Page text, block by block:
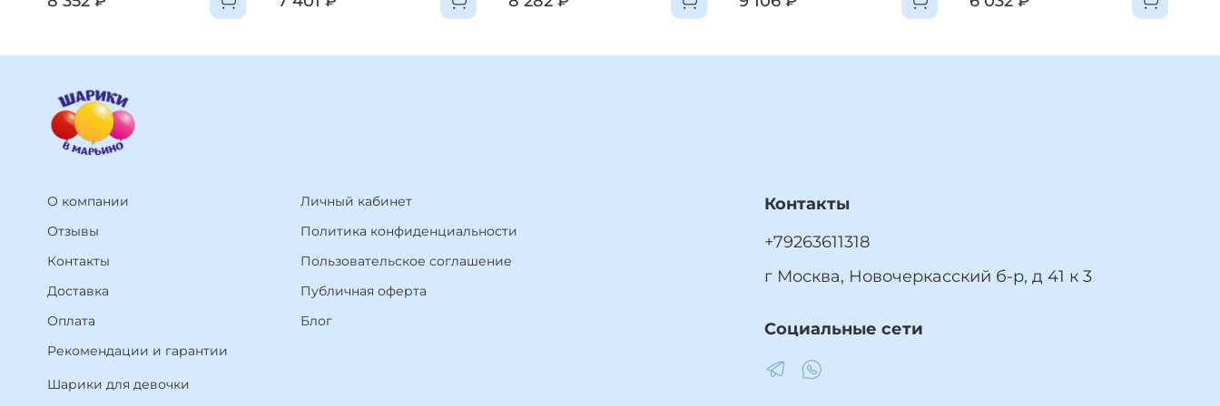
Микроавтобус или фургон (например, Peugeot Partner, KIA Carnival):
Важные замечания:
Указанное количество относится к обычным воздушным шарикам, не фольгированным и не фигурным.
Использовать салон автомобиля, избегая багажника
Приобретайте транспортировочный пакет для упрощения укладывания шаров в машину и их дальнейшей транспортировки
Не храните шары в машине и по возможности не оставляйте на ночь, особенно в холодное время года. Это может сказаться на сроке полёта шаров!
Пешеходы, пользующиеся общественным транспортом, смогут взять с собой до 25 шариков.
Доставка воздушных шаров по району Марьино, Люблино и Братеево
О компании
Отзывы
Контакты
Доставка
Оплата
Рекомендации и гарантии
Личный кабинет
Политика конфиденциальности
Пользовательское соглашение
Публичная оферта
Блог
Шарики для девочки
Контакты
+79263611318
г Москва, Новочеркасский б-р, д 41 к 3
Социальные сети